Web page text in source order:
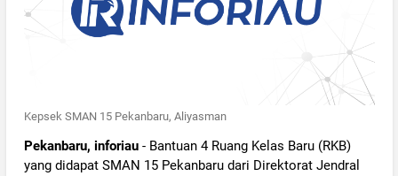
Kepsek SMAN 15 Pekanbaru, Aliyasman
Pekanbaru, inforiau- Bantuan 4 Ruang Kelas Baru (RKB)
yang didapat SMAN 15 Pekanbaru dari Direktorat Jendral